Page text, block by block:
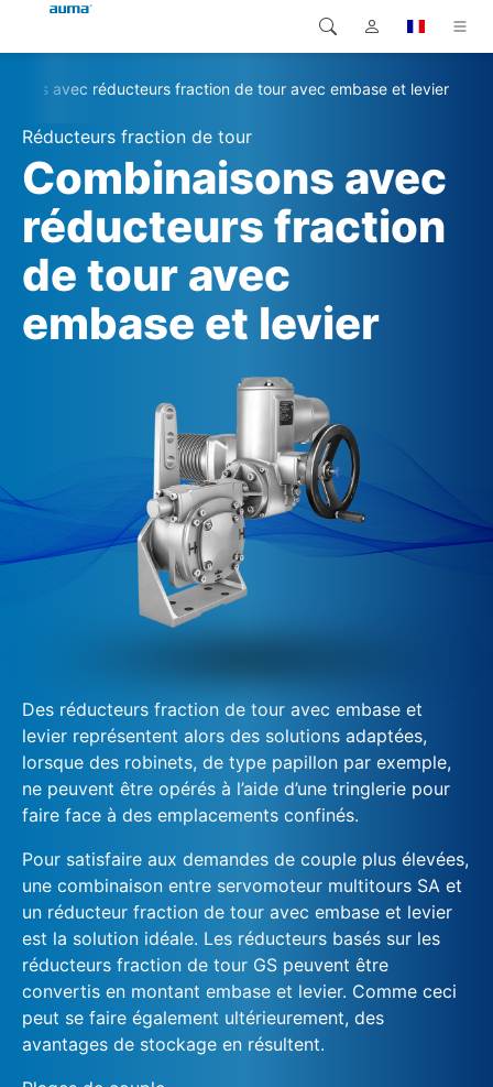
Produits
Solutions
Téléchargements
SAV support
Entreprise
Global
Europe
Asie et Océanie
Amérique du Nord
Recherche
avec réducteurs fraction de tour avec embase et levier
Réducteurs fraction de tour
Combinaisons avec
réducteurs fraction
de tour avec
embase et levier
Des réducteurs fraction de tour avec embase et
levier représentent alors des solutions adaptées,
lorsque des robinets, de type papillon par exemple,
ne peuvent être opérés à l’aide d’une tringlerie pour
faire face à des emplacements confinés.
Pour satisfaire aux demandes de couple plus élevées,
une combinaison entre servomoteur multitours SA et
un réducteur fraction de tour avec embase et levier
est la solution idéale. Les réducteurs basés sur les
réducteurs fraction de tour GS peuvent être
convertis en montant embase et levier. Comme ceci
peut se faire également ultérieurement, des
avantages de stockage en résultent.